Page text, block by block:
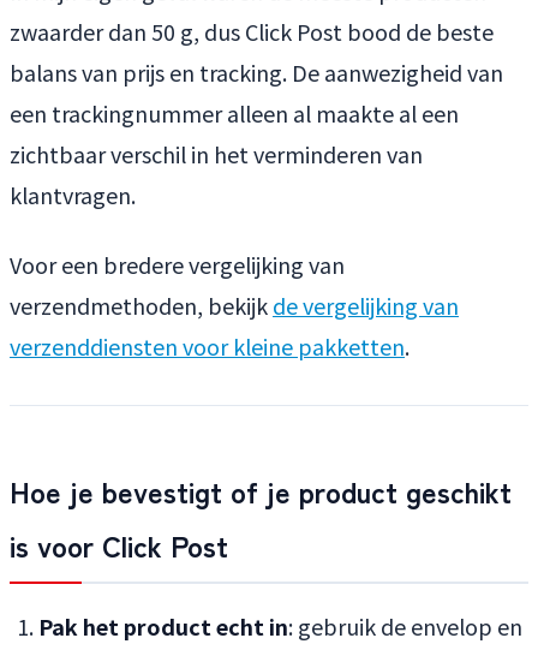
zwaarder dan 50 g, dus Click Post bood de beste
balans van prijs en tracking. De aanwezigheid van
een trackingnummer alleen al maakte al een
zichtbaar verschil in het verminderen van
klantvragen.
Voor een bredere vergelijking van
verzendmethoden, bekijkde vergelijking van
verzenddiensten voor kleine pakketten.
Hoe je bevestigt of je product geschikt
is voor Click Post
Pak het product echt in: gebruik de envelop en